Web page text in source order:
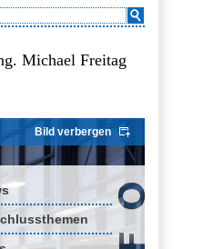
Michael Freitag
Bild verbergen